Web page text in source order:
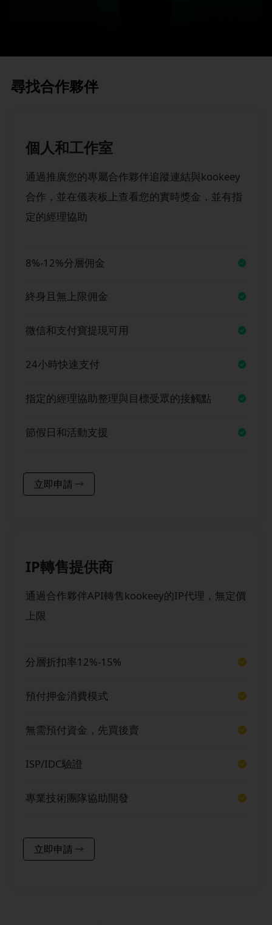
尋找合作夥伴
個人和工作室
通過推廣您的專屬合作夥伴追蹤連結與kookeey
合作，並在儀表板上查看您的實時獎金，並有指
定的經理協助
8%-12%分層佣金
終身且無上限佣金
微信和支付寶提現可用
24小時快速支付
指定的經理協助整理與目標受眾的接觸點
節假日和活動支援
立即申請
IP轉售提供商
通過合作夥伴API轉售kookeey的IP代理，無定價
上限
分層折扣率12%-15%
預付押金消費模式
無需預付資金，先買後賣
ISP/IDC驗證
專業技術團隊協助開發
立即申請